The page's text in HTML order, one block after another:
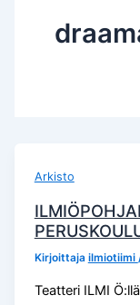
Arkisto
Kirjoittaja ilmiotiimi
Teatteri ILMI